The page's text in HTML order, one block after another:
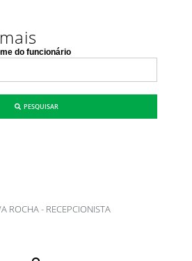
do funcionário
PESQUISAR
ROCHA - RECEPCIONISTA